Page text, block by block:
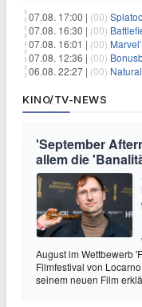
07.08. 17:00 | (00) Splatoon
07.08. 16:30 | (00) Battlefield
07.08. 16:01 | (00) Marvel’s
07.08. 12:36 | (00)
06.08. 22:27 | (00) Naturalist
KINO/TV-NEWS
'September
allem die
August im Wettbewerb
Filmfestival von
seinem neuen Film